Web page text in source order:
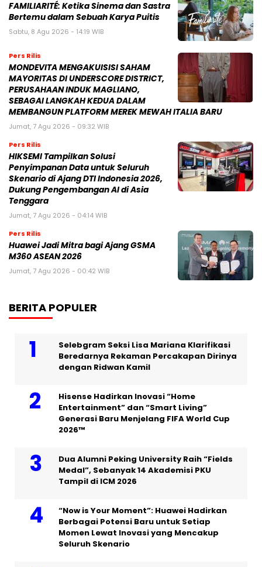
FAMILIARITÉ: Ketika Sinema dan Sastra
Bertemu dalam Sebuah Karya Puitis
Sabtu, 8 Agu 2026 - 14:19 WIB
Pers Rilis
MONDEVITA MENGAKUISISI SAHAM
MAYORITAS DI UNDERSCORE DISTRICT,
PERUSAHAAN INDUK MAGLIANO,
SEBAGAI LANGKAH KEDUA DALAM
MEMBANGUN PLATFORM MEREK MEWAH ITALIA BARU
Jumat, 7 Agu 2026 - 09:32 WIB
Pers Rilis
HIKSEMI Tampilkan Solusi
Penyimpanan Data untuk Seluruh
Skenario di Ajang DTI Indonesia 2026,
Dukung Pengembangan AI di Asia
Tenggara
Jumat, 7 Agu 2026 - 04:14 WIB
Pers Rilis
Huawei Jadi Mitra bagi Ajang GSMA
M360 ASEAN 2026
Jumat, 7 Agu 2026 - 00:42 WIB
BERITA POPULER
Selebgram Seksi Lisa Mariana Klarifikasi
Beredarnya Rekaman Percakapan Dirinya
dengan Ridwan Kamil
Hisense Hadirkan Inovasi “Home
Entertainment” dan “Smart Living”
Generasi Baru Menjelang FIFA World Cup
2026™
Dua Alumni Peking University Raih “Fields
Medal”, Sebanyak 14 Akademisi PKU
Tampil di ICM 2026
“Now is Your Moment”: Huawei Hadirkan
Berbagai Potensi Baru untuk Setiap
Momen Lewat Inovasi yang Mencakup
Seluruh Skenario